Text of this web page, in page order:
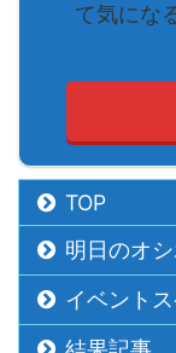
て気にな
TOP
明日のオ
イベント